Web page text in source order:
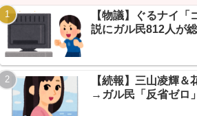
Powered by livedoor 相互RSS
ポ+民のガチ回答集ｗｗｗ NEW!
【まとめ】新作ソシャゲ『幻想水滸伝ス
の実態→SSR確率5%で60連沼るVIPPERｗ
【悲報】メイドインアビス主題歌に
外の誰が望んでるんだよ」でスレ大荒れｗ
【保存版】NGT48歴代センター12曲全
村優羽まで世代交代史ｗ NEW!
【物議】ぐるナイ
説にガル民812人が
【続報】三山凌輝
→ガル民「反省ゼロ